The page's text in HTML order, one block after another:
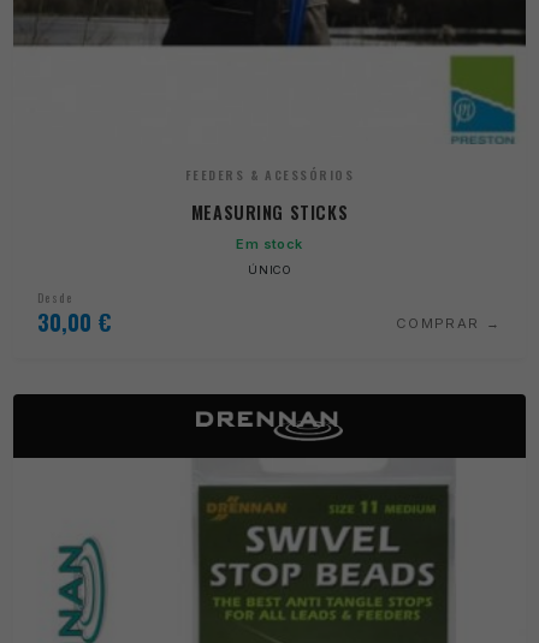
FEEDERS & ACESSÓRIOS
MEASURING STICKS
Em stock
ÚNICO
Desde
30,00 € COMPRAR